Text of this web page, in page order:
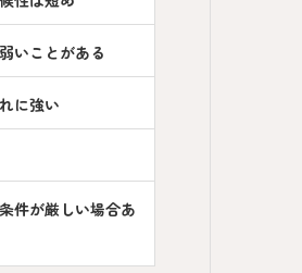
いことがある
に強い
件が厳しい場合あ